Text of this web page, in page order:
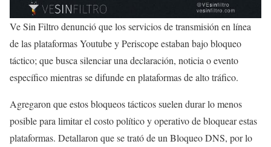
Ve Sin Filtro denunció que los servicios de transmisión en línea
de las plataformas Youtube y Periscope estaban bajo bloqueo
táctico; que busca silenciar una declaración, noticia o evento
específico mientras se difunde en plataformas de alto tráfico.
Agregaron que estos bloqueos tácticos suelen durar lo menos
posible para limitar el costo político y operativo de bloquear estas
plataformas. Detallaron que se trató de un Bloqueo DNS, por lo